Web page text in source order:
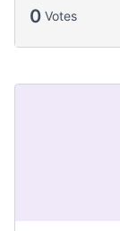
0 Votes